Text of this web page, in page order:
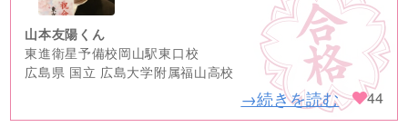
山本友陽くん
東進衛星予備校岡山駅東口校
広島県 国立 広島大学附属福山高校
→続きを読む 44